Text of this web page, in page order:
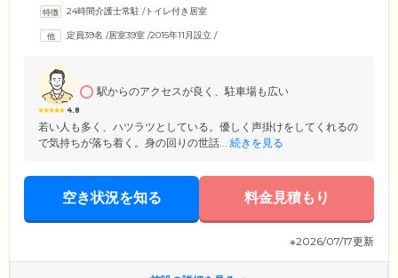
を問わない手厚いケアを可能に。お看取りにも対応していますので、ぜ
駐。ここではご入居者様の尊厳と、その方らしい人生を尊重するため、
24時間介護士常駐 /トイレ付き居室
定員39名 /居室39室 /2015年11月設立 /
4.8
駅からのアクセスが良く、駐車場も広い
若い人も多く、ハツラツとしている。優しく声掛けをしてくれるの
で気持ちが落ち着く。身の回りの世話... 続きを見る
空き状況を知る 料金見積もり
※2026/07/17更新